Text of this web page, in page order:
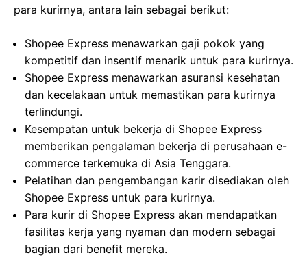
para kurirnya, antara lain sebagai berikut:
Shopee Express menawarkan gaji pokok yang
kompetitif dan insentif menarik untuk para kurirnya.
Shopee Express menawarkan asuransi kesehatan
dan kecelakaan untuk memastikan para kurirnya
terlindungi.
Kesempatan untuk bekerja di Shopee Express
memberikan pengalaman bekerja di perusahaan e-
commerce terkemuka di Asia Tenggara.
Pelatihan dan pengembangan karir disediakan oleh
Shopee Express untuk para kurirnya.
Para kurir di Shopee Express akan mendapatkan
fasilitas kerja yang nyaman dan modern sebagai
bagian dari benefit mereka.